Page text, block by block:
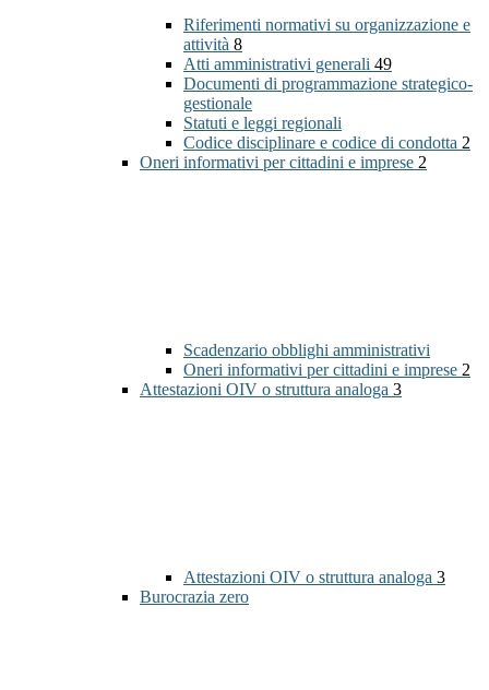
Riferimenti normativi su organizzazione e
attività 8
Atti amministrativi generali 49
Documenti di programmazione strategico-
gestionale
Statuti e leggi regionali
Codice disciplinare e codice di condotta 2
Oneri informativi per cittadini e imprese 2
Scadenzario obblighi amministrativi
Oneri informativi per cittadini e imprese 2
Attestazioni OIV o struttura analoga 3
Attestazioni OIV o struttura analoga 3
Burocrazia zero